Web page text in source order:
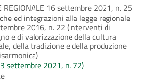
REGIONALE 16 settembre 2021, n. 25
ed integrazioni alla legge regionale
2016, n. 22 (Interventi di
e di valorizzazione della cultura
della tradizione e della produzione
settembre 2021, n. 72)